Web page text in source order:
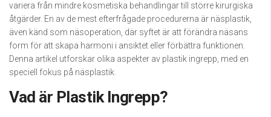
variera från mindre kosmetiska behandlingar till större kirurgiska
åtgärder. En av de mest efterfrågade procedurerna är näsplastik,
även känd som näsoperation, där syftet är att förändra näsans
form för att skapa harmoni i ansiktet eller förbättra funktionen.
Denna artikel utforskar olika aspekter av plastik ingrepp, med en
speciell fokus på näsplastik.
Vad är Plastik Ingrepp?